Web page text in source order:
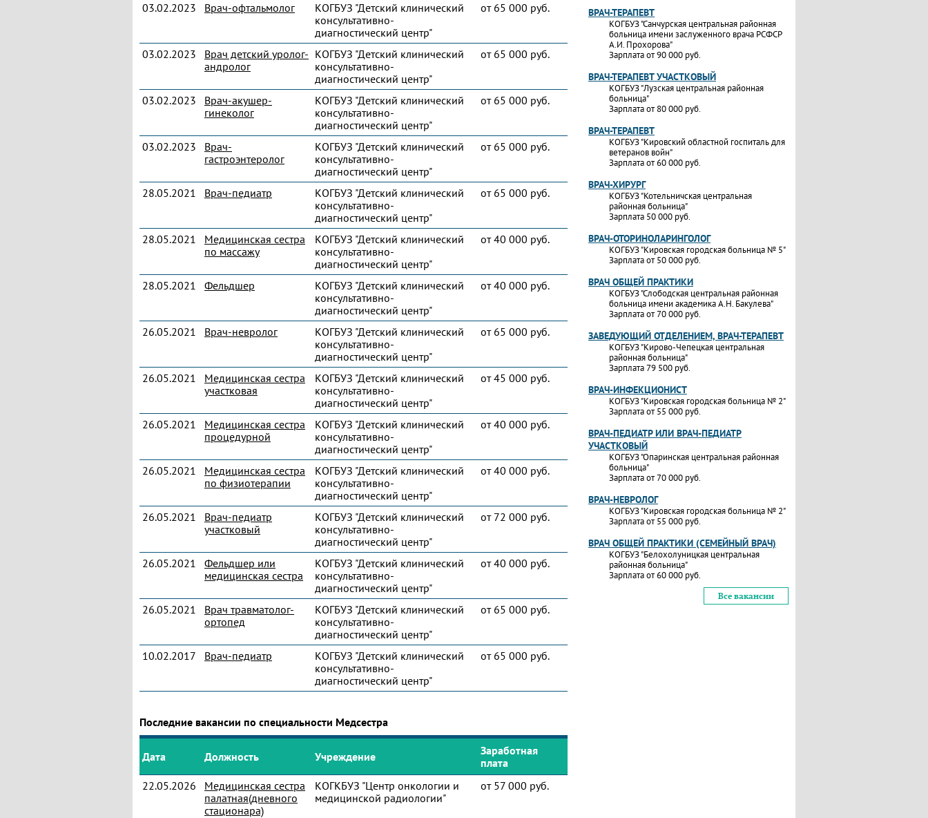
03.02.2023 Врач-офтальмолог
КОГБУЗ "Детский клинический
консультативно-
диагностический центр"
от 65 000 руб.
03.02.2023
Врач детский уролог-
андролог
КОГБУЗ "Детский клинический
консультативно-
диагностический центр"
от 65 000 руб.
03.02.2023
Врач-акушер-
гинеколог
КОГБУЗ "Детский клинический
консультативно-
диагностический центр"
от 65 000 руб.
03.02.2023
Врач-
гастроэнтеролог
КОГБУЗ "Детский клинический
консультативно-
диагностический центр"
от 65 000 руб.
28.05.2021 Врач-педиатр
КОГБУЗ "Детский клинический
консультативно-
диагностический центр"
от 65 000 руб.
28.05.2021
Медицинская сестра
по массажу
КОГБУЗ "Детский клинический
консультативно-
диагностический центр"
от 40 000 руб.
28.05.2021 Фельдшер
КОГБУЗ "Детский клинический
консультативно-
диагностический центр"
от 40 000 руб.
26.05.2021 Врач-невролог
КОГБУЗ "Детский клинический
консультативно-
диагностический центр"
от 65 000 руб.
26.05.2021
Медицинская сестра
участковая
КОГБУЗ "Детский клинический
консультативно-
диагностический центр"
от 45 000 руб.
26.05.2021
Медицинская сестра
процедурной
КОГБУЗ "Детский клинический
консультативно-
диагностический центр"
от 40 000 руб.
26.05.2021
Медицинская сестра
по физиотерапии
КОГБУЗ "Детский клинический
консультативно-
диагностический центр"
от 40 000 руб.
26.05.2021
Врач-педиатр
участковый
КОГБУЗ "Детский клинический
консультативно-
диагностический центр"
от 72 000 руб.
26.05.2021
Фельдшер или
медицинская сестра
КОГБУЗ "Детский клинический
консультативно-
диагностический центр"
от 40 000 руб.
26.05.2021
Врач травматолог-
ортопед
КОГБУЗ "Детский клинический
консультативно-
диагностический центр"
от 65 000 руб.
10.02.2017 Врач-педиатр
КОГБУЗ "Детский клинический
консультативно-
диагностический центр"
от 65 000 руб.
Последние вакансии по специальности Медсестра
Дата Должность Учреждение
Заработная
плата
22.05.2026
Медицинская сестра
палатная(дневного
стационара)
КОГКБУЗ "Центр онкологии и
медицинской радиологии"
от 57 000 руб.
ВРАЧ-ТЕРАПЕВТ
КОГБУЗ "Санчурская центральная районная
больница имени заслуженного врача РСФСР
А.И. Прохорова"
Зарплата от 90 000 руб.
ВРАЧ-ТЕРАПЕВТ УЧАСТКОВЫЙ
КОГБУЗ "Лузская центральная районная
больница"
Зарплата от 80 000 руб.
ВРАЧ-ТЕРАПЕВТ
КОГБУЗ "Кировский областной госпиталь для
ветеранов войн"
Зарплата от 60 000 руб.
ВРАЧ-ХИРУРГ
КОГБУЗ "Котельничская центральная
районная больница"
Зарплата 50 000 руб.
ВРАЧ-ОТОРИНОЛАРИНГОЛОГ
КОГБУЗ "Кировская городская больница № 5"
Зарплата от 50 000 руб.
ВРАЧ ОБЩЕЙ ПРАКТИКИ
КОГБУЗ "Слободская центральная районная
больница имени академика А.Н. Бакулева"
Зарплата от 70 000 руб.
ЗАВЕДУЮЩИЙ ОТДЕЛЕНИЕМ, ВРАЧ-ТЕРАПЕВТ
КОГБУЗ "Кирово-Чепецкая центральная
районная больница"
Зарплата 79 500 руб.
ВРАЧ-ИНФЕКЦИОНИСТ
КОГБУЗ "Кировская городская больница № 2"
Зарплата от 55 000 руб.
ВРАЧ-ПЕДИАТР ИЛИ ВРАЧ-ПЕДИАТР
УЧАСТКОВЫЙ
КОГБУЗ "Опаринская центральная районная
больница"
Зарплата от 70 000 руб.
ВРАЧ-НЕВРОЛОГ
КОГБУЗ "Кировская городская больница № 2"
Зарплата от 55 000 руб.
ВРАЧ ОБЩЕЙ ПРАКТИКИ (СЕМЕЙНЫЙ ВРАЧ)
КОГБУЗ "Белохолуницкая центральная
районная больница"
Зарплата от 60 000 руб.
Все вакансии